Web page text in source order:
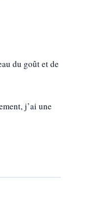
du goût et de
j’ai une